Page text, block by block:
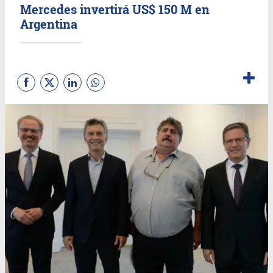
Mercedes invertirá US$ 150 M en
Argentina